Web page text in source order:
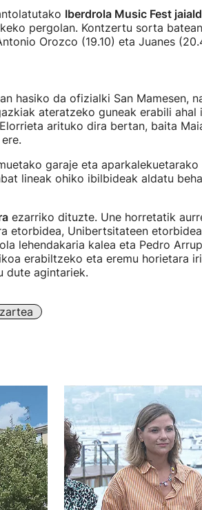
Iberdrola Music Fest
pergolan. Kontzertu sorta
Orozco (19.10) eta Juanes
hasiko da ofizialki San Mamesen,
ateratzeko guneak erabili ahal
arituko dira bertan, baita
garaje eta aparkalekuetarako
lineak ohiko ibilbideak aldatu
ezarriko dituzte. Une horretatik
etorbidea, Unibertsitateen
lehendakaria kalea eta Pedro
erabiltzeko eta eremu horietara
dute agintariek.